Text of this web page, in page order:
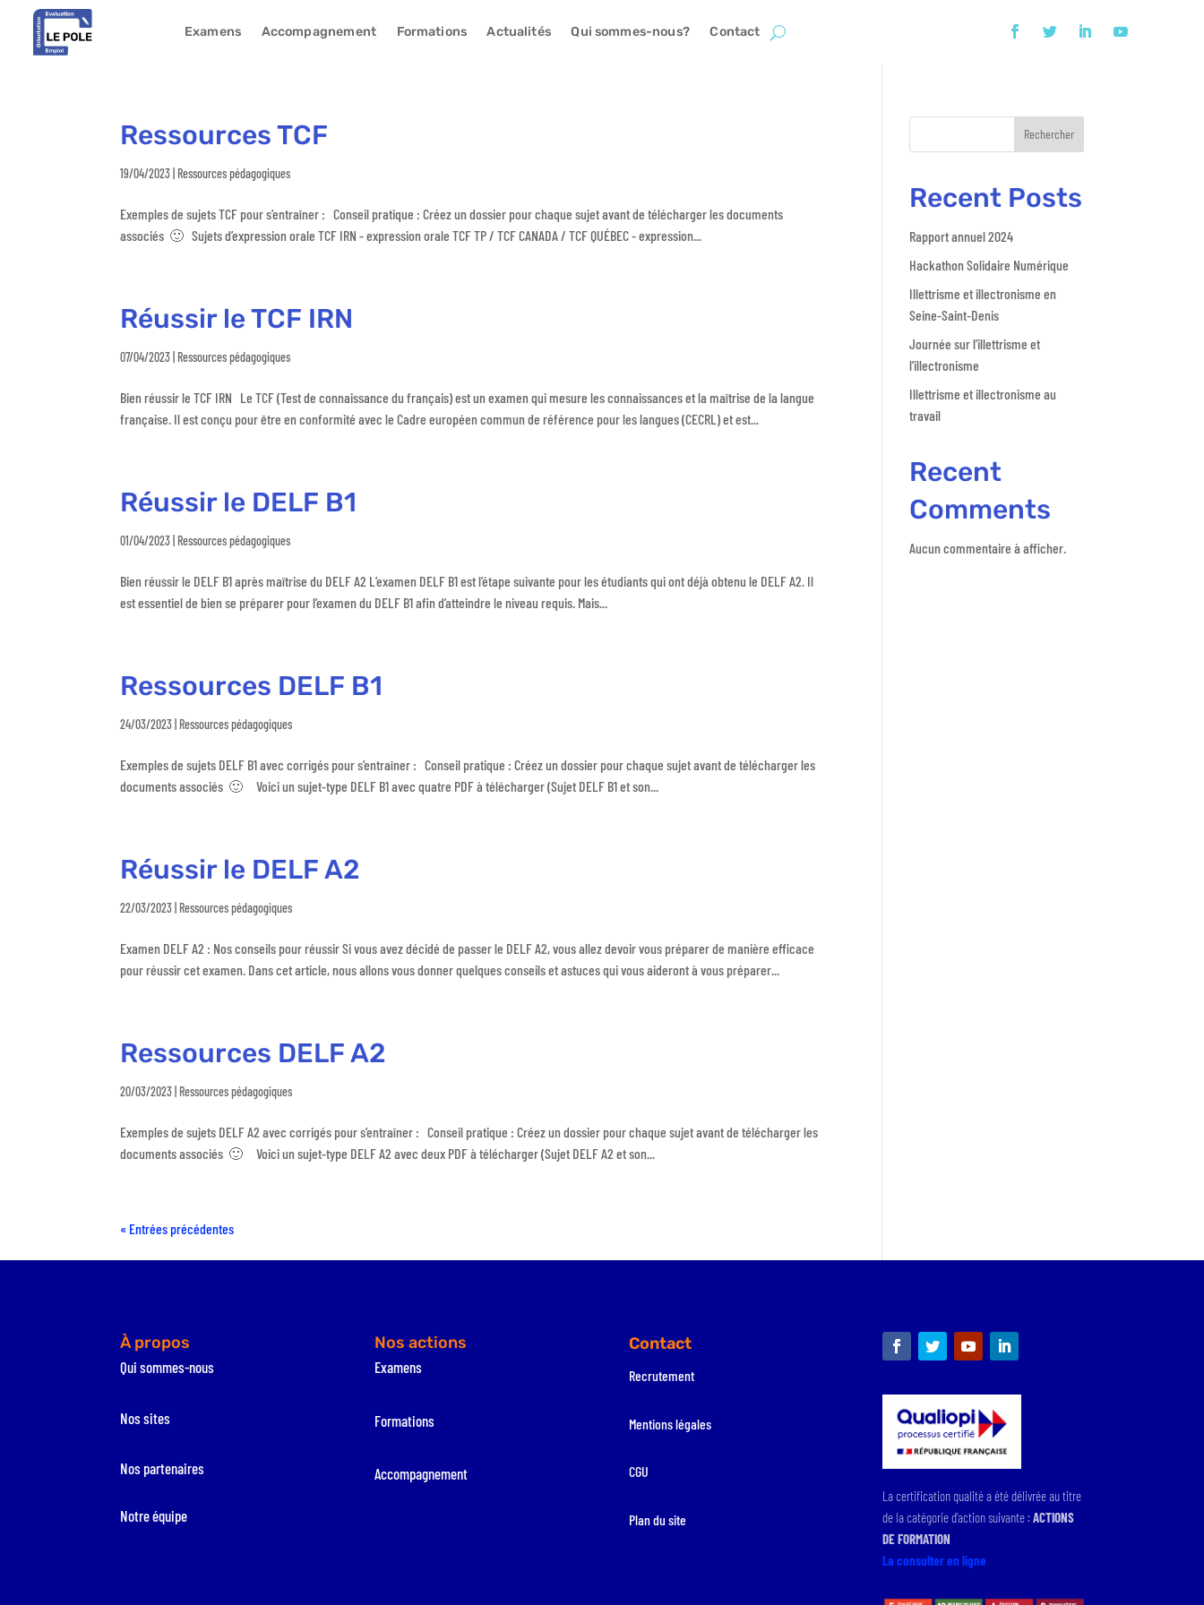
Examens Accompagnement Formations Actualités Qui sommes-nous? Contact
Ressources TCF
19/04/2023 Ressources pédagogiques
Exemples de sujets TCF pour s’entraîner : Conseil pratique : Créez un dossier pour chaque sujet avant de télécharger les documents
associés 🙂 Sujets d’expression orale TCF IRN - expression orale TCF TP / TCF CANADA / TCF QUÉBEC - expression...
Réussir le TCF IRN
07/04/2023 Ressources pédagogiques
Bien réussir le TCF IRN Le TCF (Test de connaissance du français) est un examen qui mesure les connaissances et la maîtrise de la langue
française. Il est conçu pour être en conformité avec le Cadre européen commun de référence pour les langues (CECRL) et est...
Réussir le DELF B1
01/04/2023 Ressources pédagogiques
Bien réussir le DELF B1 après maîtrise du DELF A2 L’examen DELF B1 est l’étape suivante pour les étudiants qui ont déjà obtenu le DELF A2. Il
est essentiel de bien se préparer pour l’examen du DELF B1 afin d’atteindre le niveau requis. Mais...
Ressources DELF B1
24/03/2023 Ressources pédagogiques
Exemples de sujets DELF B1 avec corrigés pour s’entraîner : Conseil pratique : Créez un dossier pour chaque sujet avant de télécharger les
documents associés 🙂 Voici un sujet-type DELF B1 avec quatre PDF à télécharger (Sujet DELF B1 et son...
Réussir le DELF A2
22/03/2023 Ressources pédagogiques
Examen DELF A2 : Nos conseils pour réussir Si vous avez décidé de passer le DELF A2, vous allez devoir vous préparer de manière efficace
pour réussir cet examen. Dans cet article, nous allons vous donner quelques conseils et astuces qui vous aideront à vous préparer...
Ressources DELF A2
20/03/2023 Ressources pédagogiques
Exemples de sujets DELF A2 avec corrigés pour s’entraîner : Conseil pratique : Créez un dossier pour chaque sujet avant de télécharger les
documents associés 🙂 Voici un sujet-type DELF A2 avec deux PDF à télécharger (Sujet DELF A2 et son...
« Entrées précédentes
Rechercher
Recent Posts
Rapport annuel 2024
Hackathon Solidaire Numérique
Illettrisme et illectronisme en
Seine-Saint-Denis
Journée sur l’illettrisme et
l’illectronisme
Illettrisme et illectronisme au
travail
Recent
Comments
Aucun commentaire à afficher.
À propos
Qui sommes-nous
Nos sites
Nos partenaires
Notre équipe
Nos actions
Examens
Formations
Accompagnement
Contact
Recrutement
Mentions légales
CGU
Plan du site
La certification qualité a été délivrée au titre
de la catégorie d’action suivante :ACTIONS
DE FORMATION
La consulter en ligne